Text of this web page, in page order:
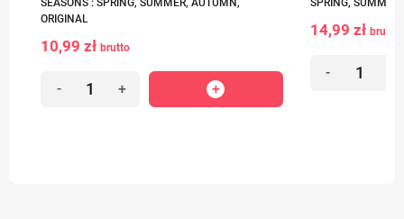
SEASONS : SPRING, SUMMER, AUTUMN,
ORIGINAL
10,99 zł brutto
- +
SPRING,
14,99 zł brutto
-